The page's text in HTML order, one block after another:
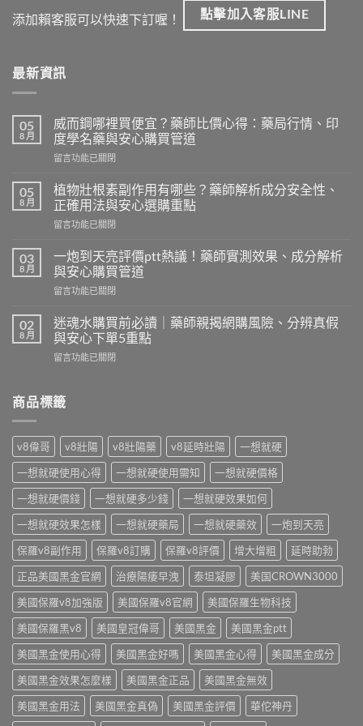
添加賴客服可以快速下訂喔！ 點擊加入客服LINE
最新資訊
05
8 月
威而鋼哪裡買便宜？藥師比價心得：藥局行情、印
度學名藥與安心購買管道
在
而
鋼
哪
裡
便
宜？
藥
師
價
心
藥
情、
名
藥
與
安
心
購
買
管
道〉
中
留言功能已關閉
05
8 月
植物壯根素副作用有哪些？藥師解析成分安全性、
正確用法與安心選購重點
在
壯
根
素
作
用
有
哪
師
分
安
全
性、
正
確
用
法
與
安
心
選
購
重
點〉
中
留言功能已關閉
03
8 月
一炮到天亮評價ptt熱議！藥師實測效果、成分解析
與安心購買管道
在
炮
到
天
亮
ptt
藥
師
實
測
效
果、
成
分
解
析
與
安
心
購
買
管
道〉
中
留言功能已關閉
02
8 月
迷魂水購買前必讀｜藥師親揭網購風險、分辨真假
與安心下單5重點
在
水
購
前
讀
｜
藥
師
親
揭
網
購
風
險、
分
辨
真
假
與
安
心
下
單
留言功能已關閉
商品標籤
v8偉哥 v8壯陽 v8壯陽藥 v8延時壯陽
一想就硬
一想就硬使用心得
一想就硬使用需知
一想就硬價格
一想就硬價錢
一想就硬多少錢
一想就硬效果如何
一想就硬效果怎樣
一想就硬藥局 一想就硬藥效
一炮到天亮
保羅v8副作用
保羅v8訂購 保羅v8評價 增大增粗
延時助勃
正品美國黑金官網
治療陽痿早洩 泰坦凝膠
美国CROWN3000
美國保羅v8加強版
美國保羅v8官網
美國保羅生物科技
美國保羅黑v8
美國皇冠偉哥 美國黑金
美國黑金ptt
美國黑金使用心得
美國黑金好嗎 美國黑金心得
美國黑金成分
美國黑金效果怎麼樣
美國黑金正品
美國黑金無效
美國黑金用法
美國黑金真偽 美國黑金評價
華佗神丹